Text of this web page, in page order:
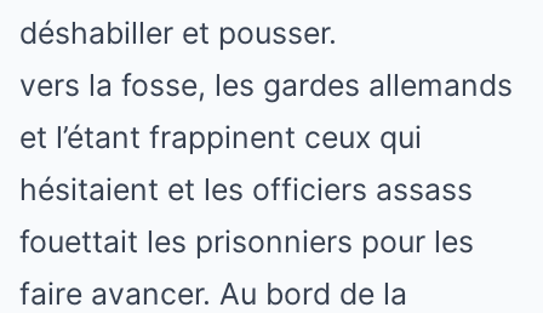
déshabiller et pousser.
vers la fosse, les gardes allemands
et l’étant frappinent ceux qui
hésitaient et les officiers assass
fouettait les prisonniers pour les
faire avancer. Au bord de la